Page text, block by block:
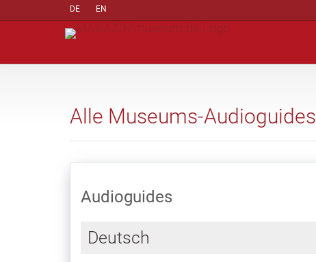
DE EN
Alle Museums-Audioguides
Audioguides
Deutsch